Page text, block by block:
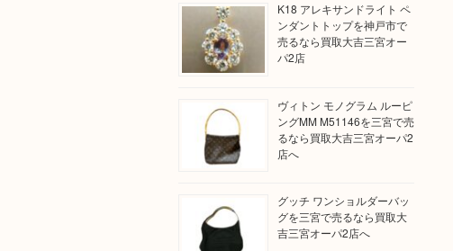
K18 アレキサンドライト ペ
ンダントトップを神戸市で
売るなら買取大吉三宮オー
パ2店
ヴィトン モノグラム ルーピ
ングMM M51146を三宮で売
るなら買取大吉三宮オーパ2
店へ
グッチ ワンショルダーバッ
グを三宮で売るなら買取大
吉三宮オーパ2店へ